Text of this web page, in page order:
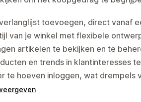
toevoegen, direct vanaf
van je winkel met flexibele
artikelen te bekijken en te
en trends in klantinteresses
te hoeven inloggen, wat drempels